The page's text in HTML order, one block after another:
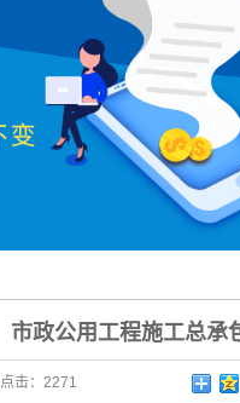
市政公用工程施工总承
点击： 2271